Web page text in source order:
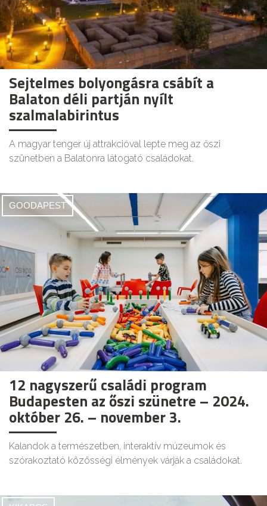
Sejtelmes bolyongásra csábít a
Balaton déli partján nyílt
szalmalabirintus
A magyar tenger új attrakcióval lepte meg az őszi
szünetben a Balatonra látogató családokat.
GOODAPEST
12 nagyszerű családi program
Budapesten az őszi szünetre – 2024.
október 26. – november 3.
Kalandok a természetben, interaktív múzeumok és
szórakoztató közösségi élmények várják a családokat.